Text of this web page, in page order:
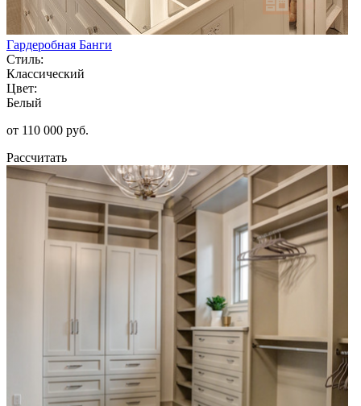
Гардеробная Банги
Стиль:
Классический
Цвет:
Белый
от 110 000 руб.
Рассчитать